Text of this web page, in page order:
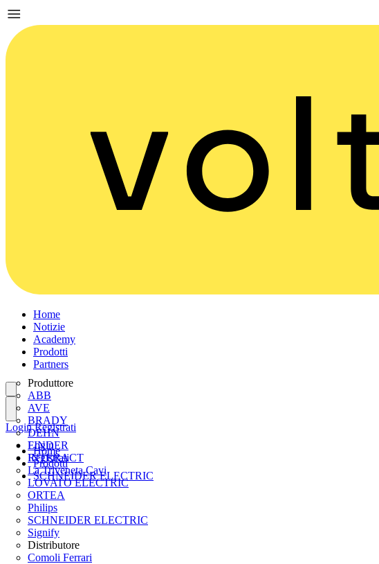
Home
Notizie
Academy
Prodotti
Partners
Produttore
ABB
AVE
BRADY
DEHN
FINDER
INTERACT
La Triveneta Cavi
LOVATO ELECTRIC
ORTEA
Philips
SCHNEIDER ELECTRIC
Signify
Distributore
Comoli Ferrari
Login
Registrati
Login Registrati
Home
Prodotti
SCHNEIDER ELECTRIC